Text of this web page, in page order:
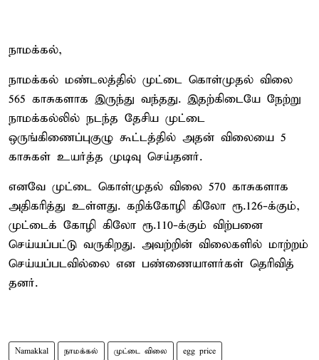
நாமக்கல்,
நாமக்கல் மண்டலத்தில் முட்டை கொள்முதல் விலை
565 காசுகளாக இருந்து வந்தது. இதற்கிடையே நேற்று
நாமக்கல்லில் நடந்த தேசிய முட்டை
ஒருங்கிணைப்புகுழு கூட்டத்தில் அதன் விலையை 5
காசுகள் உயர்த்த முடிவு செய்தனர்.
எனவே முட்டை கொள்முதல் விலை 570 காசுகளாக
அதிகரித்து உள்ளது. கறிக்கோழி கிலோ ரூ.126-க்கும்,
முட்டைக் கோழி கிலோ ரூ.110-க்கும் விற்பனை
செய்யப்பட்டு வருகிறது. அவற்றின் விலைகளில் மாற்றம்
செய்யப்படவில்லை என பண்ணையாளர்கள் தெரிவித்
தனர்.
Namakkal நாமக்கல் முட்டை விலை egg price